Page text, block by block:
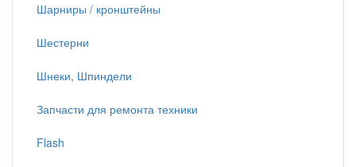
Шарниры / кронштейны
Шестерни
Шнеки, Шпиндели
Запчасти для ремонта техники
Flash